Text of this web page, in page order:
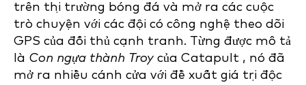
trên thị trường bóng đá và mở ra các cuộc
trò chuyện với các đội có công nghệ theo dõi
GPS của đối thủ cạnh tranh. Từng được mô tả
là Con ngựa thành Troy của Catapult , nó đã
mở ra nhiều cánh cửa với đề xuất giá trị độc